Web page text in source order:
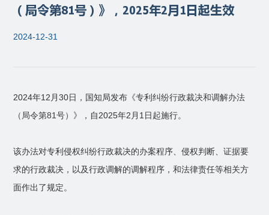
（局令第81号）》，2025年2月1日起生效
2024-12-31
2024年12月30日，国知局发布 《专利纠纷行政裁决和调解办法
（局令第81号）》
，自2025年2月1日起施行。
该办法对专利侵权纠纷行政裁决的办案程序、侵权判断、证据要
求的行政裁决，以及行政调解的调解程序，和法律责任等相关方
面作出了规定。